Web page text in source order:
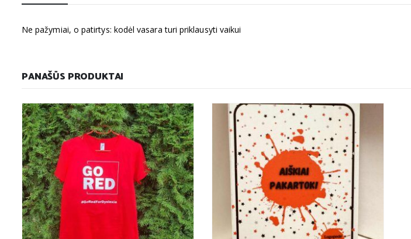
Ne pažymiai, o patirtys: kodėl vasara turi priklausyti vaikui
PANAŠŪS PRODUKTAI